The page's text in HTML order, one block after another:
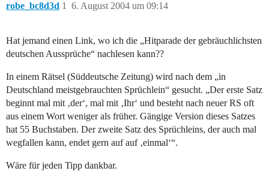
robe_bc8d3d 6. August 2004 um 09:14
1
Hat jemand einen Link, wo ich die „Hitparade der gebräuchlichsten
deutschen Aussprüche“ nachlesen kann??
In einem Rätsel (Süddeutsche Zeitung) wird nach dem „in
Deutschland meistgebrauchten Sprüchlein“ gesucht. „Der erste Satz
beginnt mal mit ‚der‘, mal mit ‚Ihr‘ und besteht nach neuer RS oft
aus einem Wort weniger als früher. Gängige Version dieses Satzes
hat 55 Buchstaben. Der zweite Satz des Sprüchleins, der auch mal
wegfallen kann, endet gern auf auf ‚einmal‘“.
Wäre für jeden Tipp dankbar.